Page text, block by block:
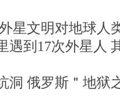
星文明对地球人
遇到17次外星人
洞 俄罗斯＂地狱